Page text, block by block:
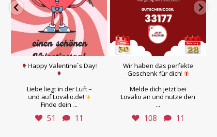
Happy Valentine`s Day!
Liebe liegt in der Luft –
und auf Lovalio.de!
Finde dein ...
51 11
Wir haben das perfekte
Geschenk für dich!
Melde dich jetzt bei
Lovalio an und nutze den
...
108 11